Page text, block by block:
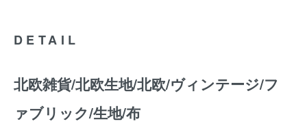
DETAIL
北欧雑貨/北欧生地/北欧/ヴィンテージ/フ
ァブリック/生地/布